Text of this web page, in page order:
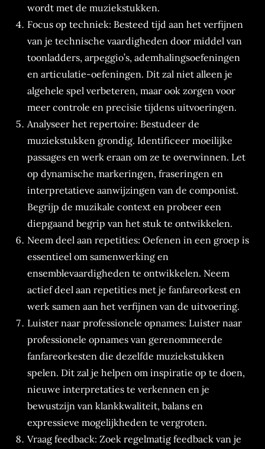
wordt met de muziekstukken.
Focus op techniek: Besteed tijd aan het verfijnen
van je technische vaardigheden door middel van
toonladders, arpeggio’s, ademhalingsoefeningen
en articulatie-oefeningen. Dit zal niet alleen je
algehele spel verbeteren, maar ook zorgen voor
meer controle en precisie tijdens uitvoeringen.
Analyseer het repertoire: Bestudeer de
muziekstukken grondig. Identificeer moeilijke
passages en werk eraan om ze te overwinnen. Let
op dynamische markeringen, fraseringen en
interpretatieve aanwijzingen van de componist.
Begrijp de muzikale context en probeer een
diepgaand begrip van het stuk te ontwikkelen.
Neem deel aan repetities: Oefenen in een groep is
essentieel om samenwerking en
ensemblevaardigheden te ontwikkelen. Neem
actief deel aan repetities met je fanfareorkest en
werk samen aan het verfijnen van de uitvoering.
Luister naar professionele opnames: Luister naar
professionele opnames van gerenommeerde
fanfareorkesten die dezelfde muziekstukken
spelen. Dit zal je helpen om inspiratie op te doen,
nieuwe interpretaties te verkennen en je
bewustzijn van klankkwaliteit, balans en
expressieve mogelijkheden te vergroten.
Vraag feedback: Zoek regelmatig feedback van je